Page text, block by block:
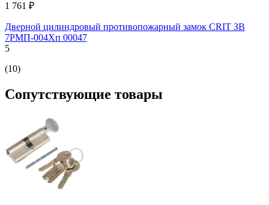
1 761 ₽
Дверной цилиндровый противопожарный замок CRIT ЗВ
7РМП-004Хп 00047
5
(10)
Сопутствующие товары